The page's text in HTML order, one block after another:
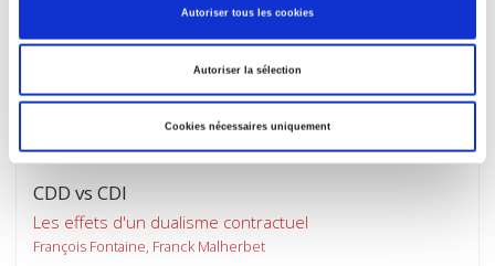
Autoriser tous les cookies
Autoriser la sélection
Cookies nécessaires uniquement
CDD vs CDI
Les effets d'un dualisme contractuel
François Fontaine, Franck Malherbet